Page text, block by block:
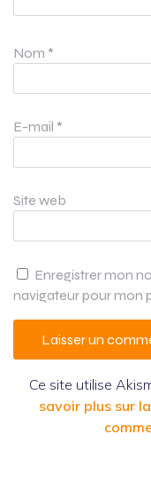
Nom *
E-mail *
Site web
Enregistrer mon
navigateur pour mon
Ce site utilise
savoir plus sur